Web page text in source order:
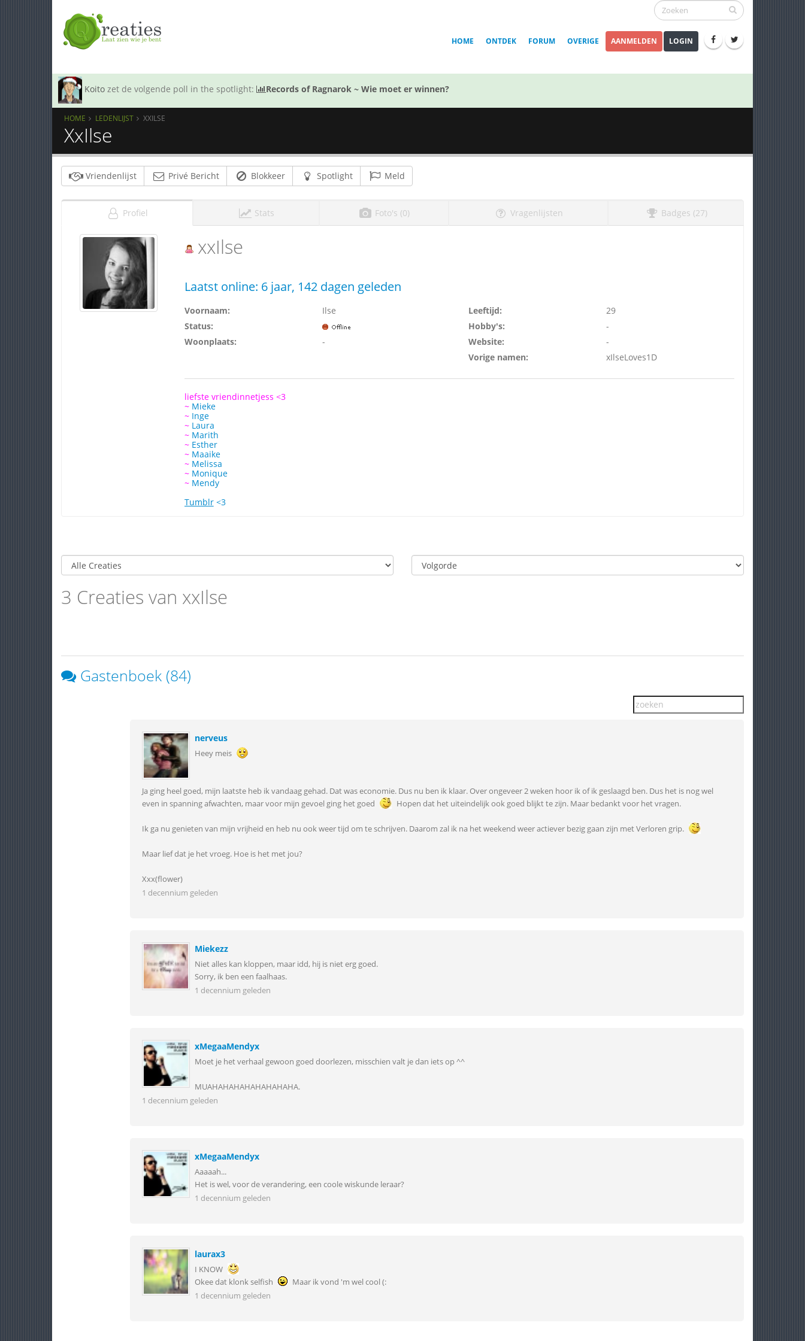
HOME ONTDEK FORUM OVERIGE AANMELDEN LOGIN
Koito zet de volgende poll in the spotlight: Records of Ragnarok ~ Wie moet er winnen?
HOME LEDENLIJST XXILSE
XxIlse
Vriendenlijst Privé Bericht Blokkeer Spotlight Meld
Profiel Stats Foto's (0) Vragenlijsten Badges (27)
xxIlse
Laatst online: 6 jaar, 142 dagen geleden
Voornaam:
Ilse
Status:
Woonplaats:
-
Leeftijd:
29
Hobby's:
-
Website:
-
Vorige namen:
xIlseLoves1D
liefste vriendinnetjess <3
~ Mieke
~ Inge
~ Laura
~ Marith
~ Esther
~ Maaike
~ Melissa
~ Monique
~ Mendy
Tumblr<3
3 Creaties van xxIlse
Gastenboek (84)
nerveus
Heey meis
Ja ging heel goed, mijn laatste heb ik vandaag gehad. Dat was economie. Dus nu ben ik klaar. Over ongeveer 2 weken hoor ik of ik geslaagd ben. Dus het is nog wel
even in spanning afwachten, maar voor mijn gevoel ging het goed
Hopen dat het uiteindelijk ook goed blijkt te zijn. Maar bedankt voor het vragen.
Ik ga nu genieten van mijn vrijheid en heb nu ook weer tijd om te schrijven. Daarom zal ik na het weekend weer actiever bezig gaan zijn met Verloren grip.
Maar lief dat je het vroeg. Hoe is het met jou?
Xxx(flower)
1 decennium geleden
Miekezz
Niet alles kan kloppen, maar idd, hij is niet erg goed.
Sorry, ik ben een faalhaas.
1 decennium geleden
xMegaaMendyx
Moet je het verhaal gewoon goed doorlezen, misschien valt je dan iets op ^^
MUAHAHAHAHAHAHAHAHA.
1 decennium geleden
xMegaaMendyx
Aaaaah...
Het is wel, voor de verandering, een coole wiskunde leraar?
1 decennium geleden
laurax3
I KNOW
Okee dat klonk selfish
Maar ik vond 'm wel cool (:
1 decennium geleden